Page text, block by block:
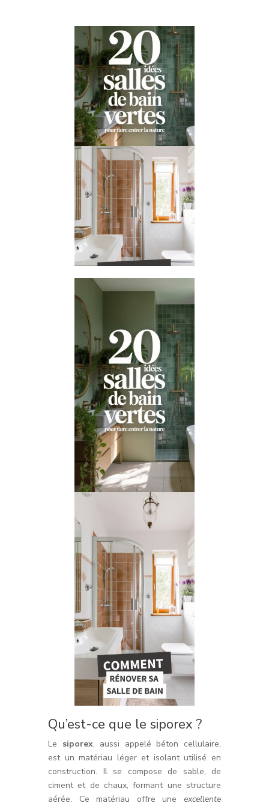
Qu’est-ce que le siporex ?
Le siporex, aussi appelé béton cellulaire,
est un matériau léger et isolant utilisé en
construction. Il se compose de sable, de
ciment et de chaux, formant une structure
aérée. Ce matériau offre une excellente